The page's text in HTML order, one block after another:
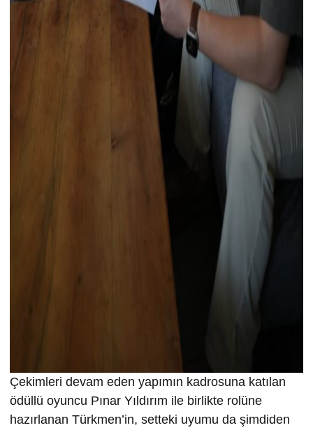
Çekimleri devam eden yapımın kadrosuna katılan
ödüllü oyuncu Pınar Yıldırım ile birlikte rolüne
hazırlanan Türkmen’in, setteki uyumu da şimdiden